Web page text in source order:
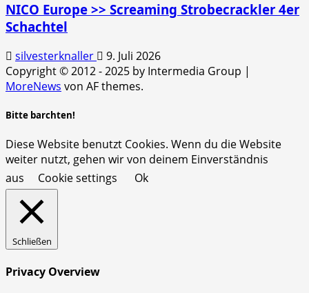
NICO Europe >> Screaming Strobecrackler 4er
Schachtel
silvesterknaller
9. Juli 2026
Copyright © 2012 - 2025 by Intermedia Group |
MoreNews von AF themes.
Bitte barchten!
Diese Website benutzt Cookies. Wenn du die Website
weiter nutzt, gehen wir von deinem Einverständnis
aus
Cookie settings Ok
Schließen
Privacy Overview